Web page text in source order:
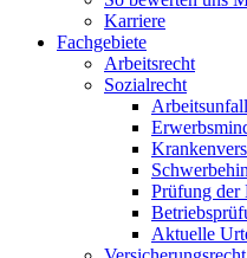
Karriere
Fachgebiete
Arbeitsrecht
Sozialrecht
Arbeitsunfall
Prüfung der
Aktuelle